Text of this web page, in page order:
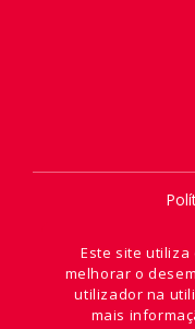
Este site utiliza
melhorar o
utilizador na
mais